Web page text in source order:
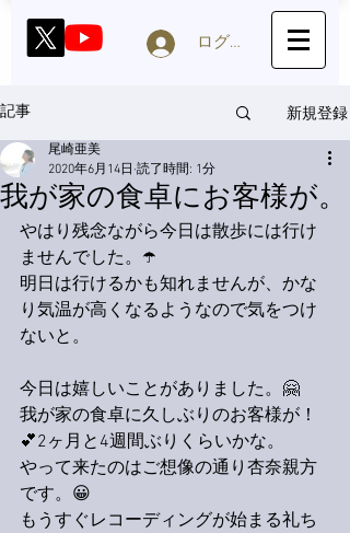
ログイン
記事 新規登録
我が家の食卓にお客様が。
尾崎亜美
2020年6月14日 読了時間: 1分
やはり残念ながら今日は散歩には行け
ませんでした。☂️
明日は行けるかも知れませんが、かな
り気温が高くなるようなので気をつけ
ないと。
今日は嬉しいことがありました。🤗
我が家の食卓に久しぶりのお客様が！
💕2ヶ月と4週間ぶりくらいかな。
やって来たのはご想像の通り杏奈親方
です。😀
もうすぐレコーディングが始まる礼ち